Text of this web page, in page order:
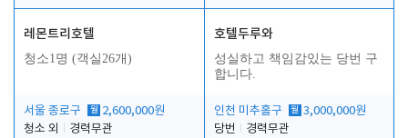
레몬트리호텔
청소1명 (객실26개)
서울 종로구 월 2,600,000원
청소 외
경력무관
호텔두루와
성실하고 책임감있는 당번 구
합니다.
인천 미추홀구 월 3,000,000원
당번
경력무관